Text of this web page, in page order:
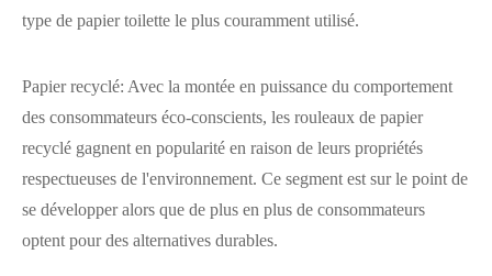
type de papier toilette le plus couramment utilisé.
Papier recyclé: Avec la montée en puissance du comportement
des consommateurs éco-conscients, les rouleaux de papier
recyclé gagnent en popularité en raison de leurs propriétés
respectueuses de l'environnement. Ce segment est sur le point de
se développer alors que de plus en plus de consommateurs
optent pour des alternatives durables.